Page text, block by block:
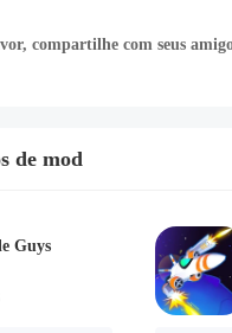
compartilhe com seus
de mod
Guys